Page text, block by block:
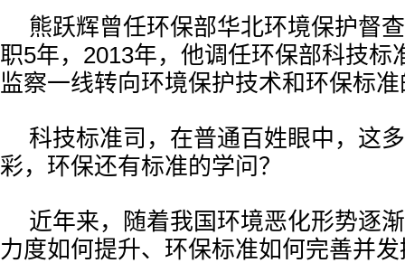
熊跃辉曾任环保部华北环境保护督
职5年，2013年，他调任环保部科技标
监察一线转向环境保护技术和环保标
科技标准司，在普通百姓眼中，这
彩，环保还有标准的学问？
近年来，随着我国环境恶化形势逐
力度如何提升、环保标准如何完善并